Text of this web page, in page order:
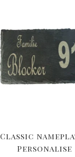
Classic
Personalise